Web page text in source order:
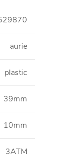
aurie
plastic
39mm
10mm
3ATM